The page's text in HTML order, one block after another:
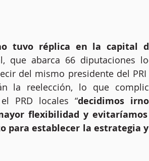
tuvo réplica en la capital
que abarca 66 diputaciones
del mismo presidente del PRI
la reelección, lo que
PRD locales “decidimos
flexibilidad y
para establecer la estrategia